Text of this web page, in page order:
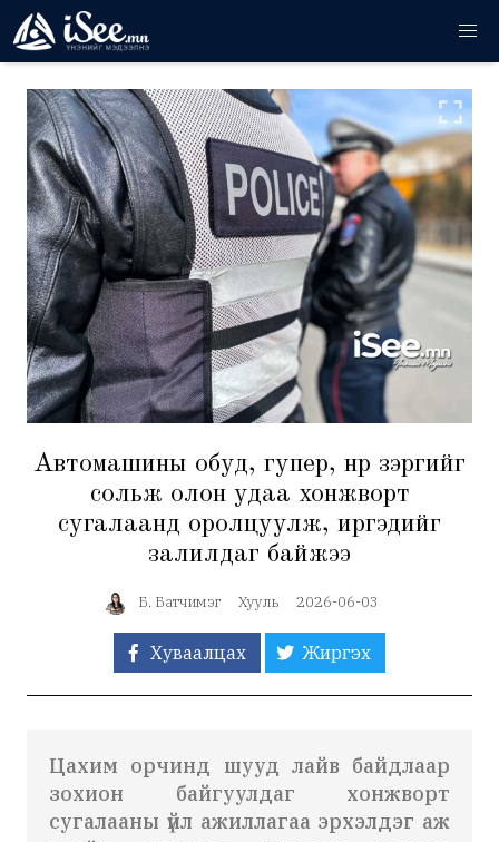
Автомашины обуд, гупер, нүүр зэргийг
сольж олон удаа хонжворт
сугалаанд оролцуулж, иргэдийг
залилдаг байжээ
Б. Батчимэг Хууль 2026-06-03
Хуваалцах Жиргэх
Цахим орчинд шууд лайв байдлаар
зохион байгуулдаг хонжворт
сугалааны үйл ажиллагаа эрхэлдэг аж